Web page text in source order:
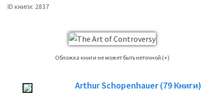
ID книги: 2837
Обложка книги не может быть неточной (+)
публикуется. Пожалуйста, учитывайте это только в качестве опорного
Arthur Schopenhauer(79 Книги)